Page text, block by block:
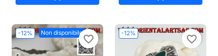
-12% Non disponibile
favorite_border
-12%
favorite_border